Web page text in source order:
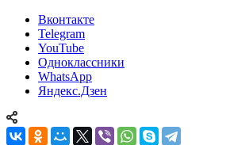
Вконтакте
Telegram
YouTube
Одноклассники
WhatsApp
Яндекс.Дзен